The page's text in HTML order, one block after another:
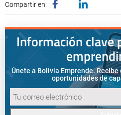
Compartir en:
Información clave
Únete a Bolivia Emprende.
oportunidades de